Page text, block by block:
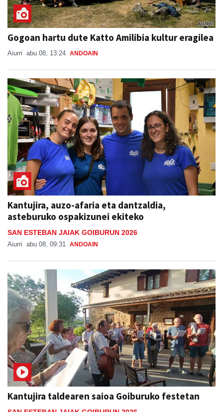
Gogoan hartu dute Katto Amilibia kultur eragilea
Aiurri abu 08, 13:24 ANDOAIN
Kantujira, auzo-afaria eta dantzaldia,
asteburuko ospakizunei ekiteko
SAN ESTEBAN JAIAK GOIBURUN 2026
Aiurri abu 08, 09:31 ANDOAIN
Kantujira taldearen saioa Goiburuko festetan